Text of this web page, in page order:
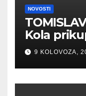
NOVOSTI
Kola
“Kuću
9 KOLOVOZA,